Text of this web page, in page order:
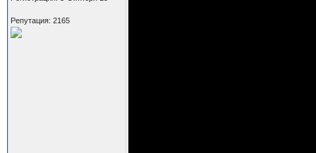
Репутация: 2165